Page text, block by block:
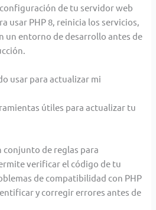
de tu servidor web
usar PHP 8, reinicia los servicios,
un entorno de desarrollo antes de
usar para actualizar mi
útiles para actualizar tu
conjunto de reglas para
verificar el código de tu
de compatibilidad con PHP
y corregir errores antes de